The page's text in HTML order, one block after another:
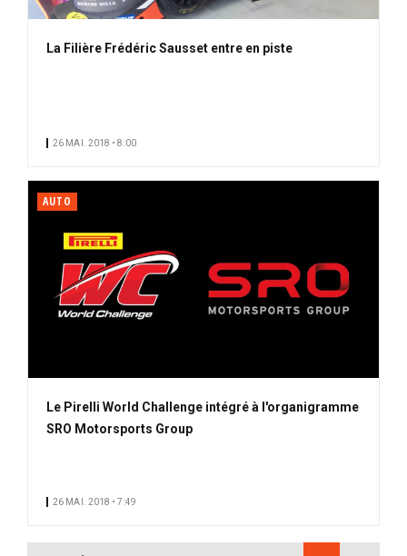
La Filière Frédéric Sausset entre en piste
26 MAI. 2018 • 8:00
AUTO
Le Pirelli World Challenge intégré à l'organigramme
SRO Motorsports Group
26 MAI. 2018 • 7:49